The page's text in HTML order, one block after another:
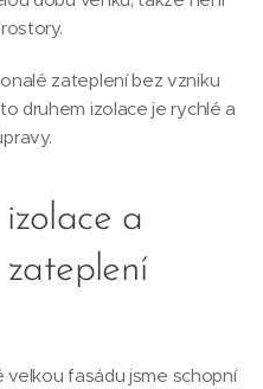
zateplení bez vzniku
druhem izolace je rychlé a
a
velkou fasádu jsme schopní